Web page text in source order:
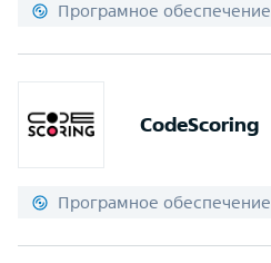
Програмное обеспечение
CodeScoring
Програмное обеспечение